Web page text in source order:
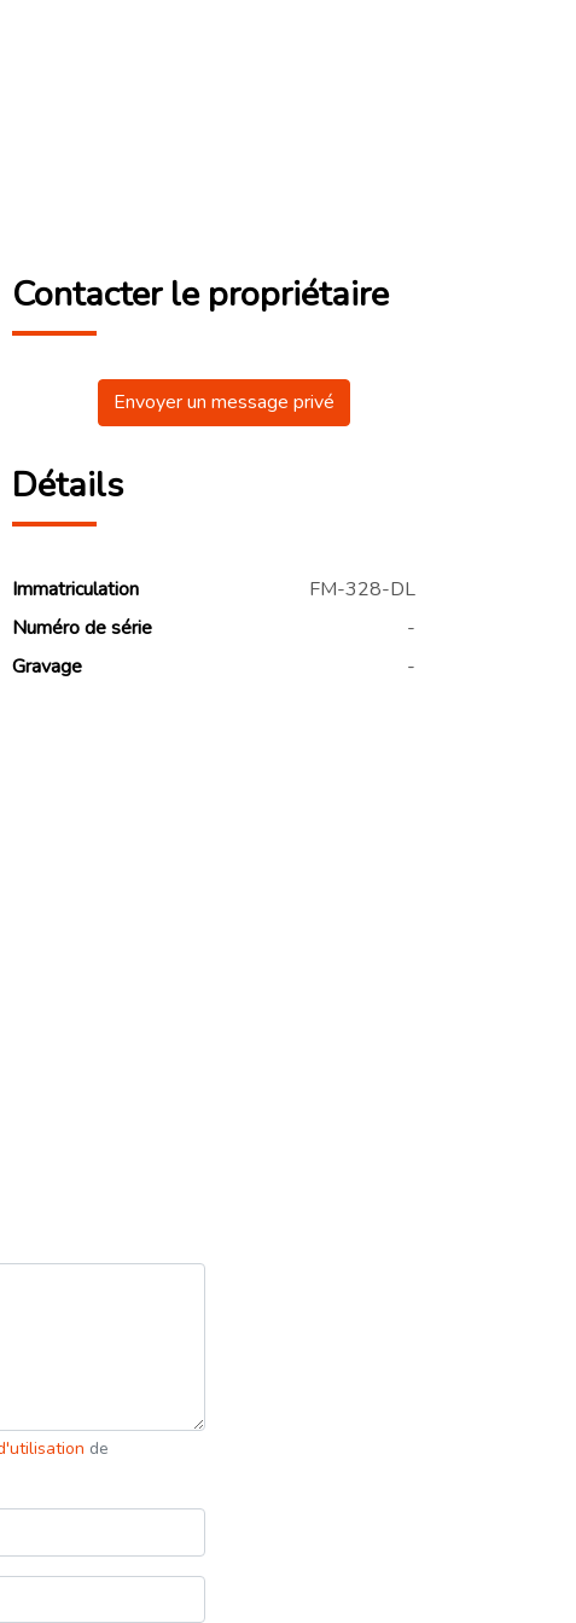
Contacter le propriétaire
Envoyer un message privé
Détails
Immatriculation
FM-328-DL
Numéro de série
-
Gravage
-
de